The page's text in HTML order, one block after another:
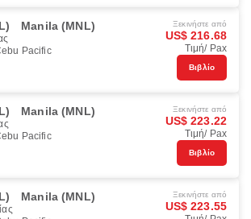
Manila (MNL)
Pacific
Ξεκινήστε από
US$ 216.68
Τιμή/ Pax
Βιβλίο
Manila (MNL)
Pacific
Ξεκινήστε από
US$ 223.22
Τιμή/ Pax
Βιβλίο
Manila (MNL) Ξεκινήστε από
US$ 223.55